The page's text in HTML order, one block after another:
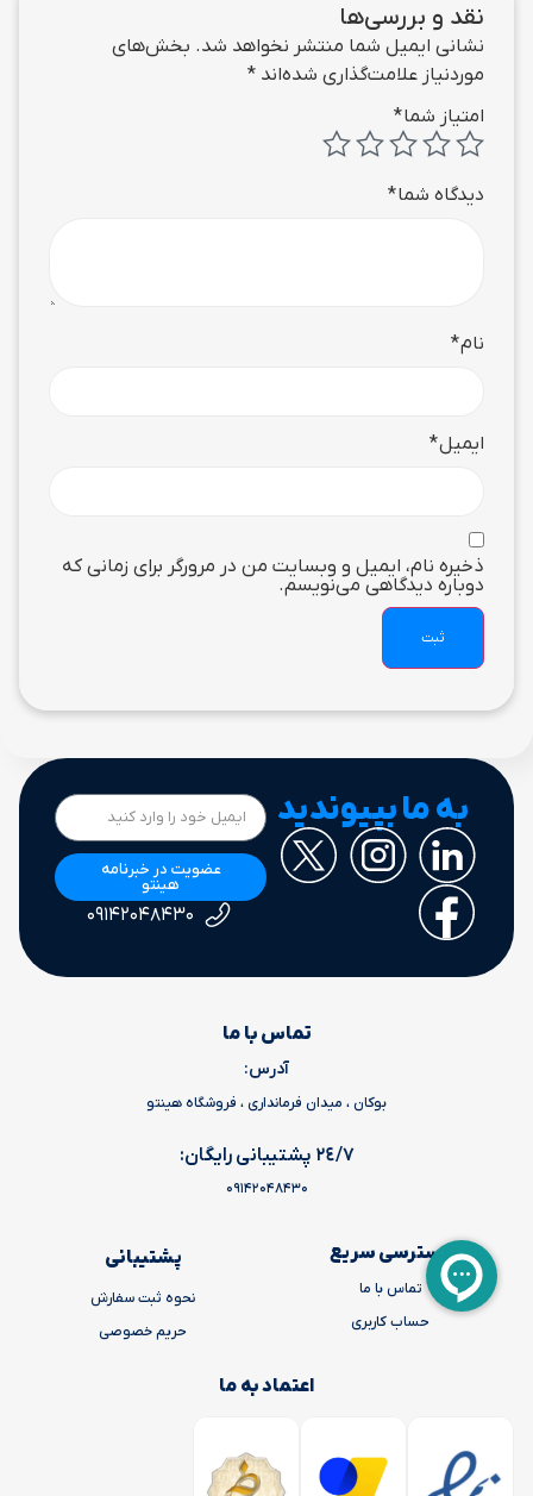
نقد و بررسی‌ها
نشانی ایمیل شما منتشر نخواهد شد. بخش‌های
موردنیاز علامت‌گذاری شده‌اند *
امتیاز شما*
دیدگاه شما*
نام*
ایمیل*
ذخیره نام، ایمیل و وبسایت من در مرورگر برای زمانی که
دوباره دیدگاهی می‌نویسم.
به ما بپیوندید
عضویت در خبرنامه
هینتو
۰۹۱۴۲۰۴۸۴۳۰
تماس با ما
آدرس:
بوکان ، میدان فرمانداری ، فروشگاه هینتو
٢٤/٧ پشتیبانی رایگان:
09142048430
دسترسی سریع
تماس با ما
حساب کاربری
پشتیبانی
نحوه ثبت سفارش
حریم خصوصی
اعتماد به ما